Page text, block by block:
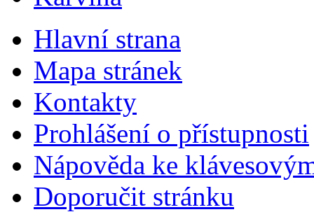
Hlavní strana
Mapa stránek
Kontakty
Prohlášení o přístupnosti
Nápověda ke
Doporučit stránku